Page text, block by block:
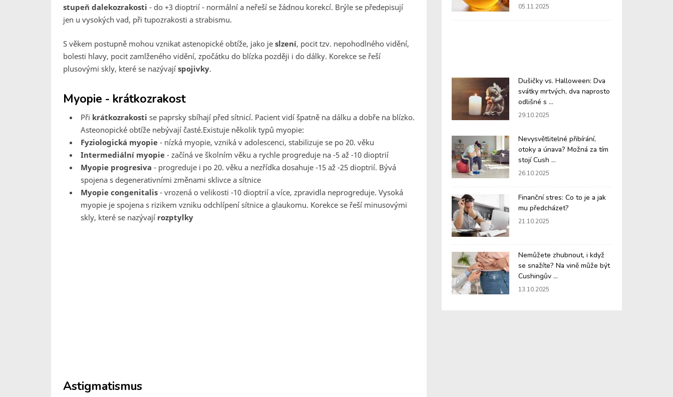
stupeň dalekozrakosti - do +3 dioptrií - normální a neřeší se žádnou korekcí. Brýle se předepisují
jen u vysokých vad, při tupozrakosti a strabismu.
S věkem postupně mohou vznikat astenopické obtíže, jako je slzení, pocit tzv. nepohodlného vidění,
bolesti hlavy, pocit zamlženého vidění, zpočátku do blízka později i do dálky. Korekce se řeší
plusovými skly, které se nazývají spojivky.
Myopie - krátkozrakost
Při krátkozrakosti se paprsky sbíhají před sítnicí. Pacient vidí špatně na dálku a dobře na blízko.
Asteonopické obtíže nebývají časté.Existuje několik typů myopie:
Fyziologická myopie - nízká myopie, vzniká v adolescenci, stabilizuje se po 20. věku
Intermediální myopie - začíná ve školním věku a rychle progreduje na -5 až -10 dioptrií
Myopie progresiva - progreduje i po 20. věku a nezřídka dosahuje -15 až -25 dioptrií. Bývá
spojena s degenerativními změnami sklivce a sítnice
Myopie congenitalis - vrozená o velikosti -10 dioptrií a více, zpravidla neprogreduje. Vysoká
myopie je spojena s rizikem vzniku odchlípení sítnice a glaukomu. Korekce se řeší minusovými
skly, které se nazývají rozptylky
Astigmatismus
05.11.2025
Dušičky vs. Halloween: Dva
svátky mrtvých, dva naprosto
odlišné s ...
29.10.2025
Nevysvětlitelné přibírání,
otoky a únava? Možná za tím
stojí Cush ...
26.10.2025
Finanční stres: Co to je a jak
mu předcházet?
21.10.2025
Nemůžete zhubnout, i když
se snažíte? Na vině může být
Cushingův ...
13.10.2025